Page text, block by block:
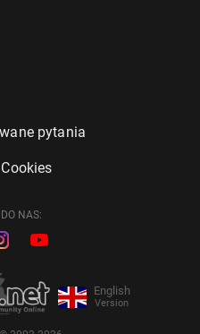
pytania
NAS:
English
Version